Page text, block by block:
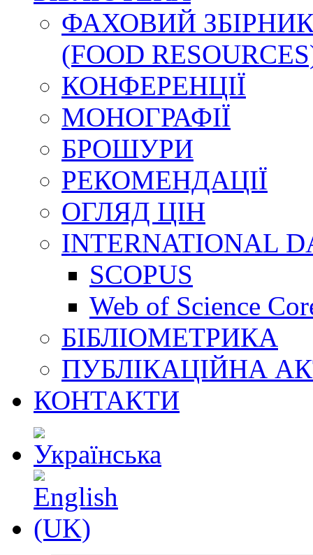
ФАХОВИЙ
(FOOD
КОНФЕРЕНЦІЇ
МОНОГРАФІЇ
БРОШУРИ
РЕКОМЕНДАЦІЇ
ОГЛЯД ЦІН
INTERNATIONAL
SCOPUS
Web of Science
БІБЛІОМЕТРИКА
ПУБЛІКАЦІЙНА
КОНТАКТИ